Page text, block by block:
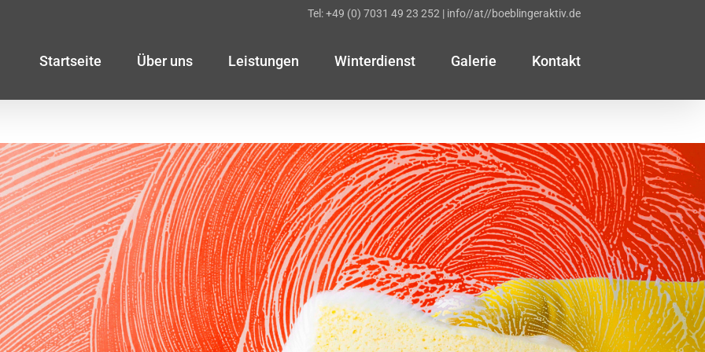
Tel: +49 (0) 7031 49 23 252 | info//at//boeblingeraktiv.de
Startseite Über uns Leistungen Winterdienst Galerie Kontakt